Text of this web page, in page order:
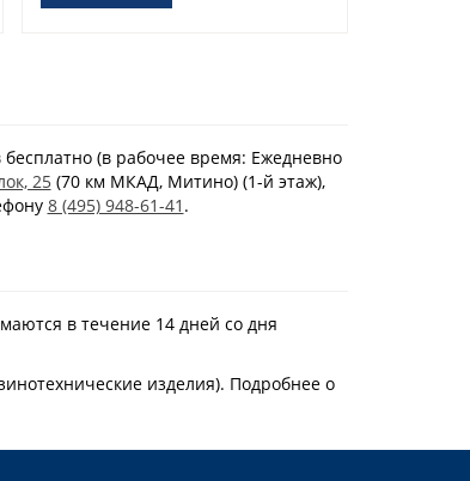
(в рабочее время: Ежедневно
25(70 км МКАД, Митино) (1-й этаж),
8 (495) 948-61-41 .
в течение 14 дней со дня
изделия). Подробнее о